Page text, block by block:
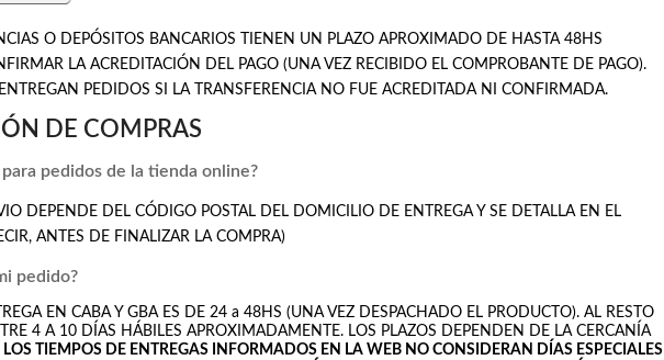
O DEPÓSITOS BANCARIOS TIENEN UN PLAZO APROXIMADO DE HASTA 48HS
LA ACREDITACIÓN DEL PAGO (UNA VEZ RECIBIDO EL COMPROBANTE DE PAGO).
PEDIDOS SI LA TRANSFERENCIA NO FUE ACREDITADA NI CONFIRMADA.
DE COMPRAS
pedidos de la tienda online?
DEPENDE DEL CÓDIGO POSTAL DEL DOMICILIO DE ENTREGA Y SE DETALLA EN EL
ANTES DE FINALIZAR LA COMPRA)
pedido?
EN CABA Y GBA ES DE 24 a 48HS (UNA VEZ DESPACHADO EL PRODUCTO). AL RESTO
4 A 10 DÍAS HÁBILES APROXIMADAMENTE. LOS PLAZOS DEPENDEN DE LA CERCANÍA
LOS TIEMPOS DE ENTREGAS INFORMADOS EN LA WEB NO CONSIDERAN DÍAS ESPECIALES